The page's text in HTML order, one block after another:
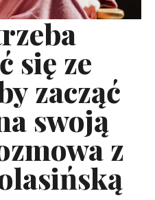
się ze
zacząć
swoją
z